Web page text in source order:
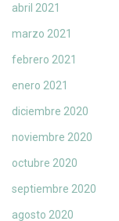
abril 2021
marzo 2021
febrero 2021
enero 2021
diciembre 2020
noviembre 2020
octubre 2020
septiembre 2020
agosto 2020